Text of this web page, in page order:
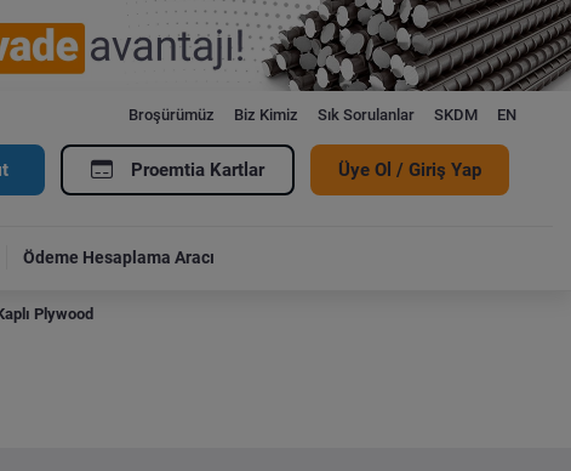
Broşürümüz Biz Kimiz Sık Sorulanlar SKDM EN
Proemtia Kartlar Üye Ol / Giriş Yap
Ödeme Hesaplama Aracı
Plywood